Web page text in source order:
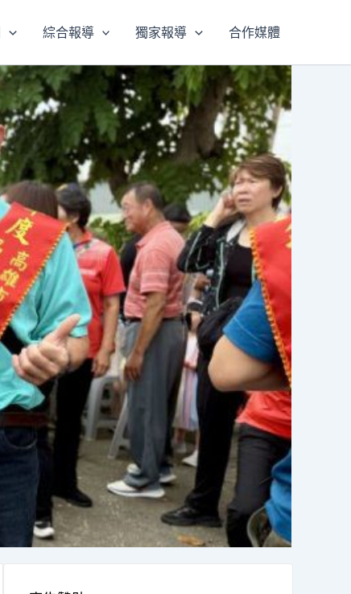
綜合報導 獨家報導 合作媒體